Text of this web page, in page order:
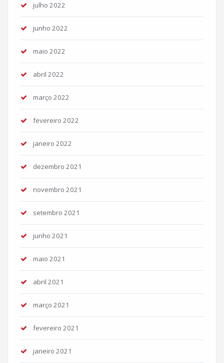
julho 2022
junho 2022
maio 2022
abril 2022
março 2022
fevereiro 2022
janeiro 2022
dezembro 2021
novembro 2021
setembro 2021
junho 2021
maio 2021
abril 2021
março 2021
fevereiro 2021
janeiro 2021